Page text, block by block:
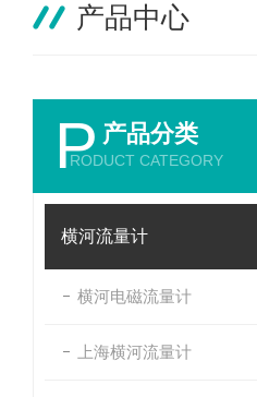
产品中心
P 产品分类
RODUCT CATEGORY
横河流量计
横河电磁流量计
上海横河流量计